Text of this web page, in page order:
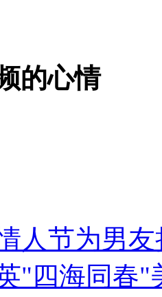
民合力深夜将其击毙
的心情
人节为男友
"四海同春"